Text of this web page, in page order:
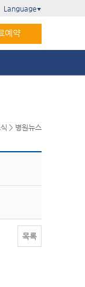
Language ▼
예약
> 병원뉴스
목록